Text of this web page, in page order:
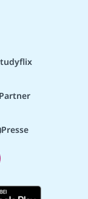
Partner
Presse